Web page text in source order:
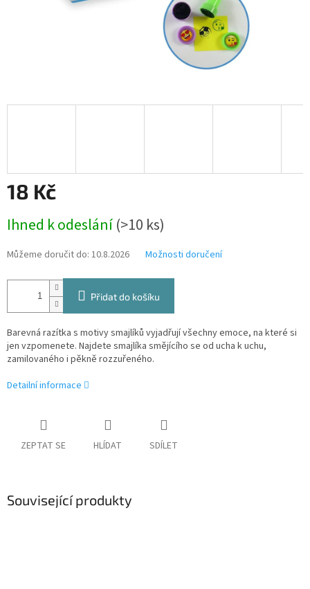
18 Kč
cena:
Ihned k odeslání(>10 ks)
Můžeme doručit do: 10.8.2026 Možnosti doručení
Přidat do košíku
Barevná razítka s motivy smajlíků vyjadřují všechny emoce, na které si
jen vzpomenete. Najdete smajlíka smějícího se od ucha k uchu,
zamilovaného i pěkně rozzuřeného.
Detailní informace
ZEPTAT SE HLÍDAT SDÍLET
Související produkty